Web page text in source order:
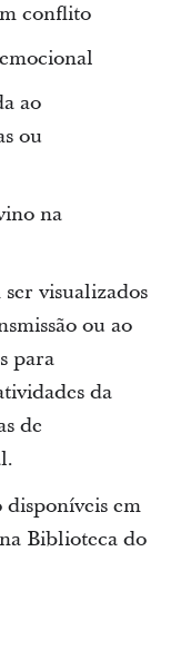
conflito
ao
ou
na
visualizados
ou ao
para
da
de
disponíveis em
Biblioteca do